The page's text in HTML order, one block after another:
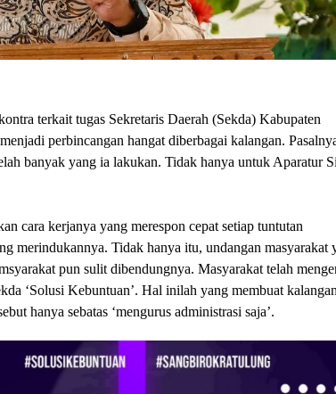
terkait tugas Sekretaris Daerah (Sekda) Kabupaten
perbincangan hangat diberbagai kalangan.
banyak yang ia lakukan. Tidak hanya untuk Aparatur
cara kerjanya yang merespon cepat setiap tuntutan
merindukannya. Tidak hanya itu, undangan masyarakat
pun sulit dibendungnya. Masyarakat telah
‘Solusi Kebuntuan’. Hal inilah yang membuat kalangan
hanya sebatas ‘mengurus administrasi saja’.